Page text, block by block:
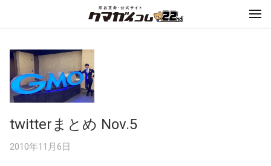
twitterまとめ Nov.5
2010年11月6日